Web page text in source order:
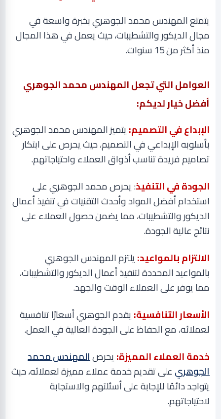
يتمتع المهندس محمد الجوهري بخبرة واسعة في
مجال الديكور والتشطيبات، حيث يعمل في هذا المجال
منذ أكثر من 15 سنوات
.
العوامل التي تجعل المهندس محمد الجوهري
أفضل خيار لديكم:
الإبداع في التصميم:يتميز المهندس محمد الجوهري
بأسلوبه الإبداعي في التصميم، حيث يحرص على ابتكار
تصاميم فريدة تناسب أذواق العملاء واحتياجاتهم.
الجودة في التنفيذ: يحرص محمد الجوهري على
استخدام أفضل المواد وأحدث التقنيات في تنفيذ أعمال
الديكور والتشطيبات، مما يضمن حصول العملاء على
نتائج عالية الجودة.
الالتزام بالمواعيد:يلتزم المهندس الجوهري
بالمواعيد المحددة لتنفيذ أعمال الديكور والتشطيبات،
مما يوفر على العملاء الوقت والجهد.
الأسعار التنافسية:يقدم الجوهري أسعارًا تنافسية
لعملائه، مع الحفاظ على الجودة العالية في العمل.
خدمة العملاء المميزة:يحرصالمهندس محمد
الجوهري على تقديم خدمة عملاء مميزة لعملائه، حيث
يتواجد دائمًا للإجابة على أسئلتهم والاستجابة
لاحتياجاتهم.